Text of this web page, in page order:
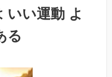
いい運動 よ
る